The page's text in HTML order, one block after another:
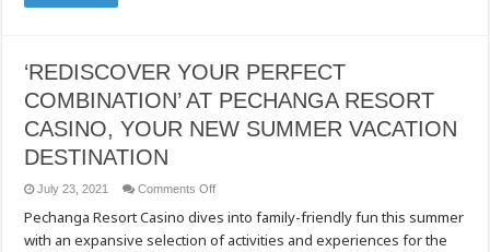
Complicated
Rewards
‘REDISCOVER YOUR PERFECT
COMBINATION’ AT PECHANGA RESORT
CASINO, YOUR NEW SUMMER VACATION
DESTINATION
July 23, 2021 Comments Offon
YOUR
PERFECT
COMBINATION’
Pechanga Resort Casino dives into family-friendly fun this summer
with an expansive selection of activities and experiences for the